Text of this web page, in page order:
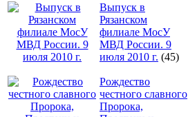
Выпуск в
Рязанском
филиале МосУ
МВД России. 9
июля 2010 г. (45)
Рождество
честного славного
Пророка,